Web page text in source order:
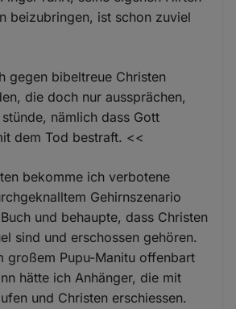
beizubringen, ist schon zuviel
gegen bibeltreue Christen
die doch nur aussprächen,
nämlich dass Gott
dem Tod bestraft. <<
bekomme ich verbotene
Gehirnszenario
und behaupte, dass Christen
sind und erschossen gehören.
großem Pupu-Manitu offenbart
hätte ich Anhänger, die mit
und Christen erschiessen.